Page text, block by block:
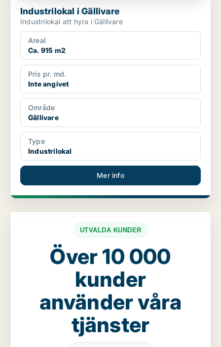
Industrilokal i Gällivare
Industrilokal att hyra i Gällivare
Areal
Ca. 915 m2
Pris pr. md.
Inte angivet
Område
Gällivare
Type
Industrilokal
Mer info
UTVALDA KUNDER
Över 10 000
kunder
använder våra
tjänster